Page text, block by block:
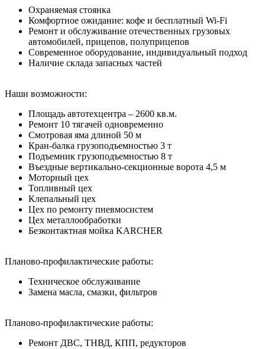
Охраняемая стоянка
Комфортное ожидание: кофе и бесплатный Wi-Fi
Ремонт и обслуживание отечественных грузовых
автомобилей, прицепов, полуприцепов
Современное оборудование, индивидуальный подход
Наличие склада запасных частей
Наши возможности:
Площадь автотехцентра – 2600 кв.м.
Ремонт 10 тягачей одновременно
Смотровая яма длиной 50 м
Кран-балка грузоподъемностью 3 т
Подъемник грузоподъемностью 8 т
Въездные вертикально-секционные ворота 4,5 м
Моторный цех
Топливный цех
Клепальный цех
Цех по ремонту пневмосистем
Цех металлообработки
Безконтактная мойка KARCHER
Планово-профилактические работы:
Техническое обслуживание
Замена масла, смазки, фильтров
Планово-профилактические работы:
Ремонт ДВС, ТНВД, КПП, редукторов